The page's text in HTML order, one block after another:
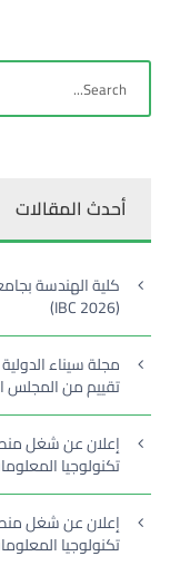
أحدث المقالات
كلية الهندسة
(IBC 2026)
تقييم من المجلس
إعلان عن شغل
تكنولوجيا
إعلان عن شغل
تكنولوجيا